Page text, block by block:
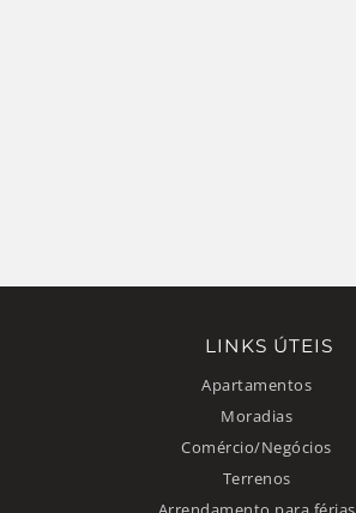
LINKS ÚTEIS
Apartamentos
Moradias
Comércio/Negócios
Terrenos